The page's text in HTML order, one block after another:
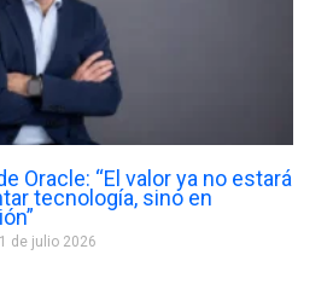
Oracle: “El valor ya no estará
tecnología, sino en
1 de julio 2026